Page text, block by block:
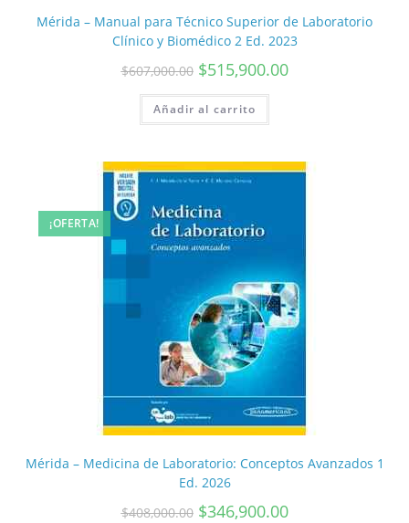
Mérida – Manual para Técnico Superior de Laboratorio
Clínico y Biomédico 2 Ed. 2023
$607,000.00 $515,900.00
Añadir al carrito
¡OFERTA!
Mérida – Medicina de Laboratorio: Conceptos Avanzados 1
Ed. 2026
$408,000.00 $346,900.00